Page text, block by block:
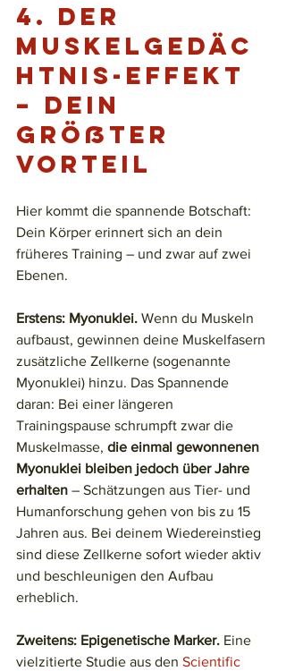
4. Der
Muskelgedäc
htnis-Effekt
– dein
größter
Vorteil
Hier kommt die spannende Botschaft:
Dein Körper erinnert sich an dein
früheres Training – und zwar auf zwei
Ebenen.
Erstens: Myonuklei. Wenn du Muskeln
aufbaust, gewinnen deine Muskelfasern
zusätzliche Zellkerne (sogenannte
Myonuklei) hinzu. Das Spannende
daran: Bei einer längeren
Trainingspause schrumpft zwar die
Muskelmasse, die einmal gewonnenen
Myonuklei bleiben jedoch über Jahre
erhalten – Schätzungen aus Tier- und
Humanforschung gehen von bis zu 15
Jahren aus. Bei deinem Wiedereinstieg
sind diese Zellkerne sofort wieder aktiv
und beschleunigen den Aufbau
erheblich.
Zweitens: Epigenetische Marker. Eine
vielzitierte Studie aus den Scientific